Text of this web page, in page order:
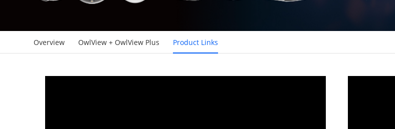
Overview OwlView + OwlView Plus Product Links